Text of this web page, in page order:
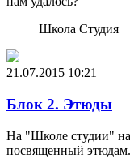
Школа Студия
21.07.2015 10:21
Блок 2. Этюды
На "Школе студии"
посвященный этюдам.